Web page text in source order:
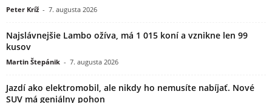
Peter Kríž - 7. augusta 2026
Najslávnejšie Lambo ožíva, má 1 015 koní a vznikne len 99
kusov
Martin Štepánik - 7. augusta 2026
Jazdí ako elektromobil, ale nikdy ho nemusíte nabíjať. Nové
SUV má geniálny pohon